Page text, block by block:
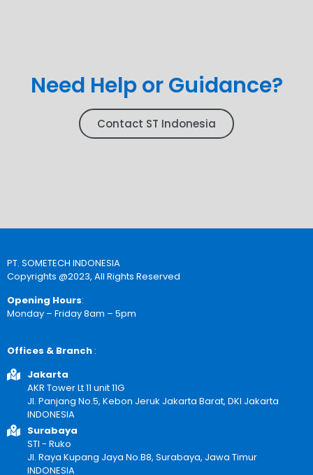
Need Help or Guidance?
Contact ST Indonesia
PT. SOMETECH INDONESIA
Copyrights @2023, All Rights Reserved
Opening Hours:
Monday – Friday 8am – 5pm
Offices & Branch :
Jakarta
AKR Tower Lt 11 unit 11G
Jl. Panjang No.5, Kebon Jeruk Jakarta Barat, DKI Jakarta
INDONESIA
Surabaya
STI - Ruko
Jl. Raya Kupang Jaya No.B8, Surabaya, Jawa Timur
INDONESIA